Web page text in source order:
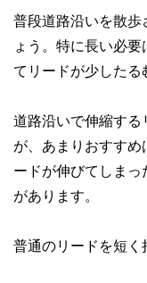
普段道路沿いを散歩
ょう。特に長い必
てリードが少したる
道路沿いで伸縮す
が、あまりおすすめ
ードが伸びてしま
があります。
普通のリードを短く